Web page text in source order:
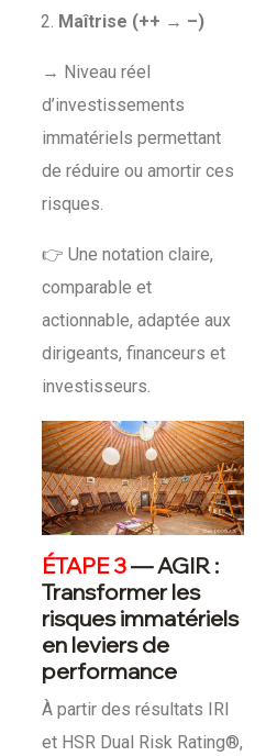
Maîtrise (++ → –)
→ Niveau réel
d’investissements
immatériels permettant
de réduire ou amortir ces
risques.
👉 Une notation claire,
comparable et
actionnable, adaptée aux
dirigeants, financeurs et
investisseurs.
ÉTAPE 3— AGIR :
Transformer les
risques immatériels
en leviers de
performance
À partir des résultats IRI
et HSR Dual Risk Rating®,